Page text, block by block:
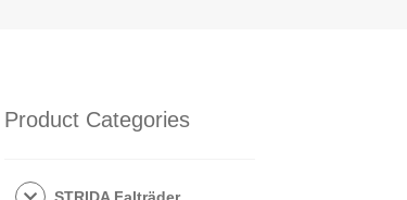
Product Categories